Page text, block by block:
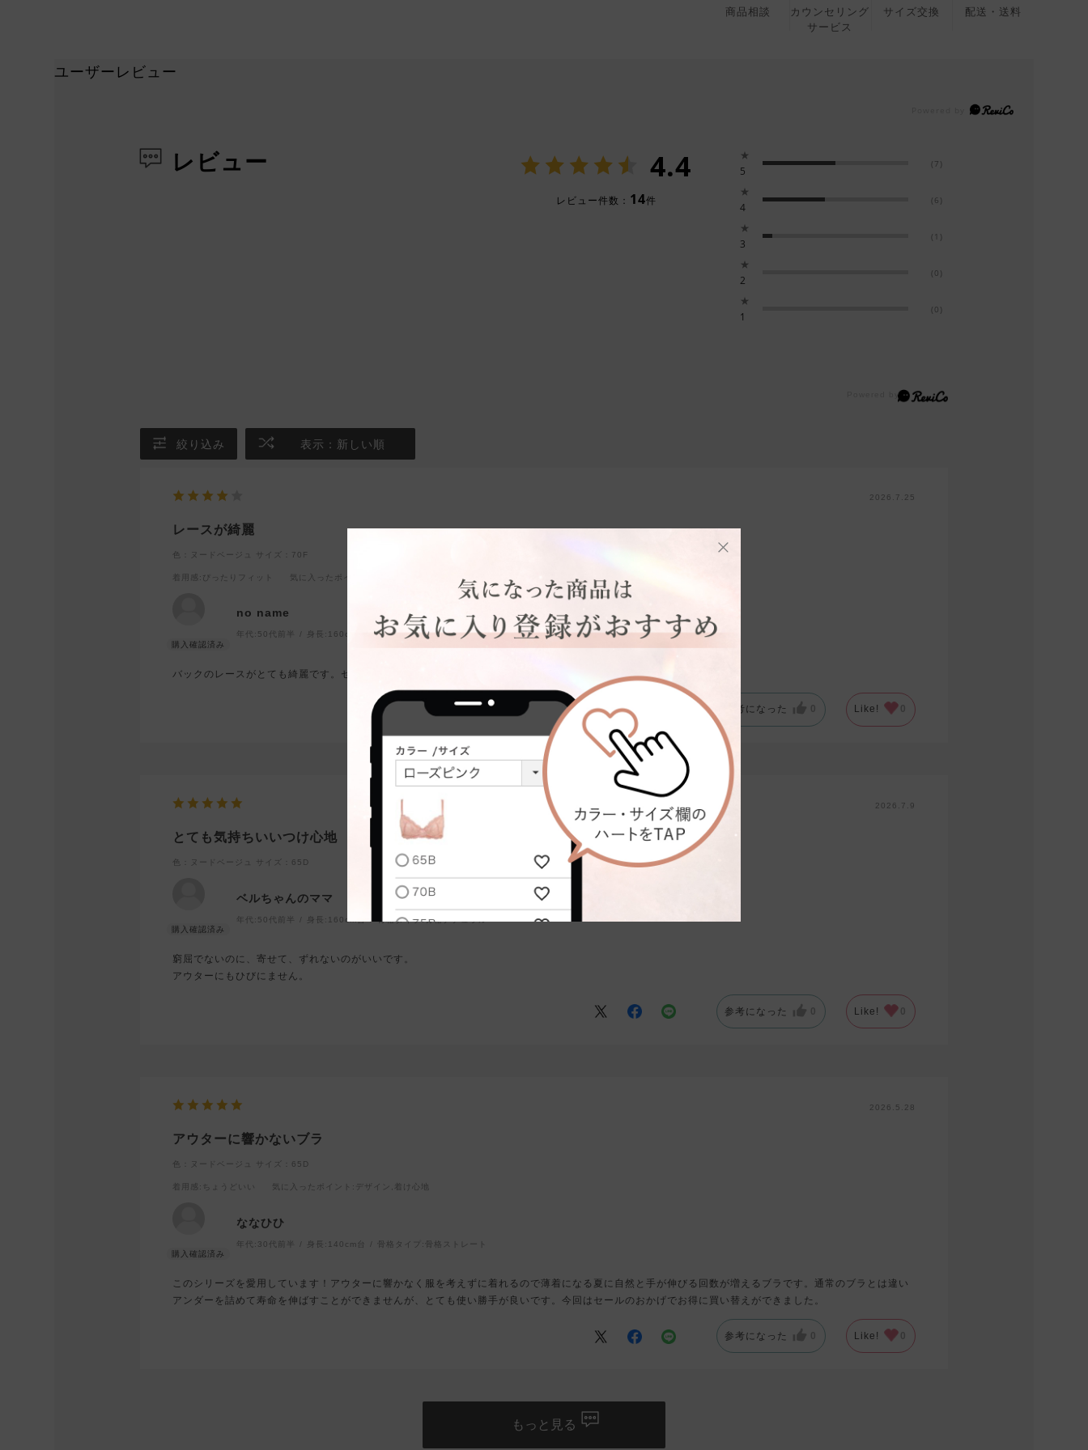
商品相談
カウンセリング
サービス
サイズ交換 配送・送料
ユーザーレビュー
レビュー 4.4
レビュー件数： 14件
★
5
(7)
★
4
(6)
★
3
(1)
★
2
(0)
★
1
(0)
絞り込み 表示：新しい順
2026.7.25
レースが綺麗
色：ヌードベージュ サイズ：70F
着用感 :ぴったりフィット 気に入ったポイント
no name
年代: 50代前半 身長: 160cm台 骨格タイプ:骨格ナチュラル
バックのレースがとても綺麗です。セールでお得に買えて良かったです。
参考になった Like!
2026.7.9
とても気持ちいいつけ心地
色：ヌードベージュ サイズ：65D
ベルちゃんのママ
年代: 50代前半 身長: 160cm台 骨格タイプ:骨格ナチュラル
窮屈でないのに、寄せて、ずれないのがいいです。
アウターにもひびにません。
参考になった 0 Like! 0
2026.5.28
アウターに響かないブラ
色：ヌードベージュ サイズ：65D
着用感 :ちょうどいい 気に入ったポイント :デザイン,着け心地
ななひひ
年代: 30代前半 身長: 140cm台 骨格タイプ: 骨格ストレート
このシリーズを愛用しています！アウターに響かなく服を考えずに着れるので薄着になる夏に自然と手が伸びる回数が増えるブラです。通常のブラとは違い
アンダーを詰めて寿命を伸ばすことができませんが、とても使い勝手が良いです。今回はセールのおかげでお得に買い替えができました。
参考になった 0 Like! 0
もっと見る